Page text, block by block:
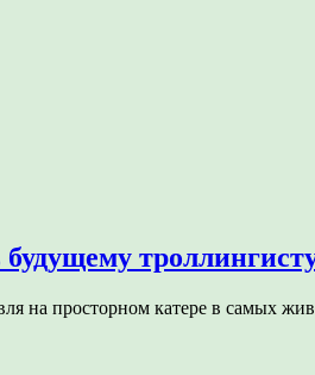
на просторном катере в самых